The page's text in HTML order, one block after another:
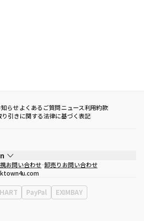
知らせよくあるご質問ニュース利用約款
り引きに関する法律に基づく表記
ミン
江南区永東大路513、3階(三成洞、coex)
お問い合わせ 卸売りお問い合わせ
PayPal
EXIMBAY